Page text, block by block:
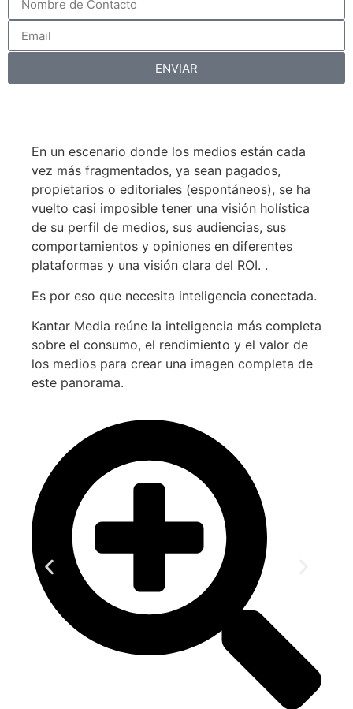
ENVIAR
En un escenario donde los medios están cada
vez más fragmentados, ya sean pagados,
propietarios o editoriales (espontáneos), se ha
vuelto casi imposible tener una visión holística
de su perfil de medios, sus audiencias, sus
comportamientos y opiniones en diferentes
plataformas y una visión clara del ROI. .
Es por eso que necesita inteligencia conectada.
Kantar Media reúne la inteligencia más completa
sobre el consumo, el rendimiento y el valor de
los medios para crear una imagen completa de
este panorama.